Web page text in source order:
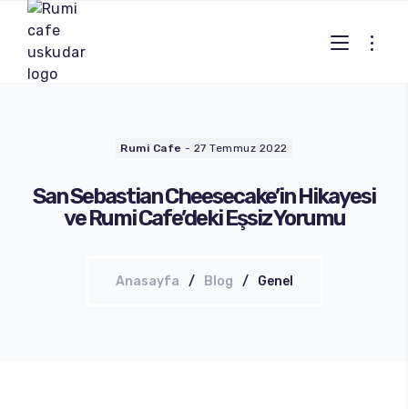
Rumi Cafe -27 Temmuz 2022
San Sebastian Cheesecake’in Hikayesi
ve Rumi Cafe’deki Eşsiz Yorumu
Anasayfa Blog Genel